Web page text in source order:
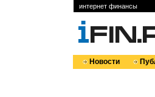
интернет финансы
Новости